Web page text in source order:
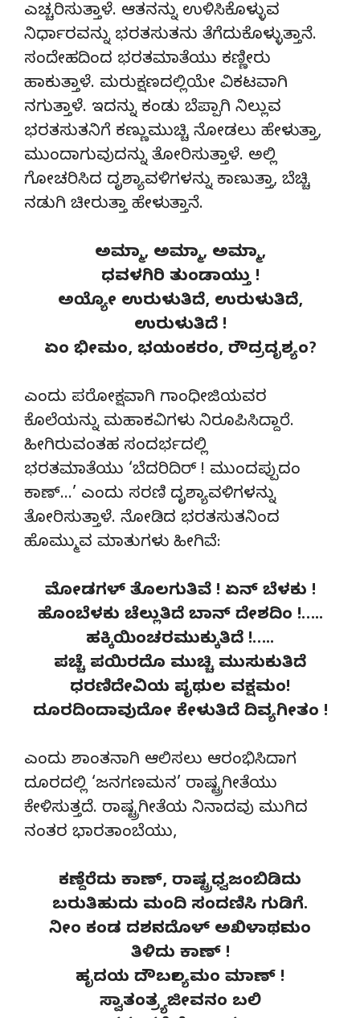
ಎಚ್ಚರಿಸುತ್ತಾಳೆ. ಆತನನ್ನು ಉಳಿಸಿಕೊಳ್ಳುವ
ನಿರ್ಧಾರವನ್ನು ಭರತಸುತನು ತೆಗೆದುಕೊಳ್ಳುತ್ತಾನೆ.
ಸಂದೇಹದಿಂದ ಭರತಮಾತೆಯು ಕಣ್ಣೀರು
ಹಾಕುತ್ತಾಳೆ. ಮರುಕ್ಷಣದಲ್ಲಿಯೇ ವಿಕಟವಾಗಿ
ನಗುತ್ತಾಳೆ. ಇದನ್ನು ಕಂಡು ಬೆಪ್ಪಾಗಿ ನಿಲ್ಲುವ
ಭರತಸುತನಿಗೆ ಕಣ್ಣುಮುಚ್ಚಿ ನೋಡಲು ಹೇಳುತ್ತಾ,
ಮುಂದಾಗುವುದನ್ನು ತೋರಿಸುತ್ತಾಳೆ. ಅಲ್ಲಿ
ಗೋಚರಿಸಿದ ದೃಶ್ಯಾವಳಿಗಳನ್ನು ಕಾಣುತ್ತಾ, ಬೆಚ್ಚಿ
ನಡುಗಿ ಚೀರುತ್ತಾ ಹೇಳುತ್ತಾನೆ.
ಅಮ್ಮಾ, ಅಮ್ಮಾ, ಅಮ್ಮಾ,
ಧವಳಗಿರಿ ತುಂಡಾಯ್ತು !
ಅಯ್ಯೋ ಉರುಳುತಿದೆ, ಉರುಳುತಿದೆ,
ಉರುಳುತಿದೆ !
ಏಂ ಭೀಮಂ, ಭಯಂಕರಂ, ರೌದ್ರದೃಶ್ಯಂ?
ಎಂದು ಪರೋಕ್ಷವಾಗಿ ಗಾಂಧೀಜಿಯವರ
ಕೊಲೆಯನ್ನು ಮಹಾಕವಿಗಳು ನಿರೂಪಿಸಿದ್ದಾರೆ.
ಹೀಗಿರುವಂತಹ ಸಂದರ್ಭದಲ್ಲಿ
ಭರತಮಾತೆಯು ‘ಬೆದರಿದಿರ್ ! ಮುಂದಪ್ಪುದಂ
ಕಾಣ್…’ ಎಂದು ಸರಣಿ ದೃಶ್ಯಾವಳಿಗಳನ್ನು
ತೋರಿಸುತ್ತಾಳೆ. ನೋಡಿದ ಭರತಸುತನಿಂದ
ಹೊಮ್ಮುವ ಮಾತುಗಳು ಹೀಗಿವೆ:
ಮೋಡಗಳ್ ತೊಲಗುತಿವೆ ! ಏನ್ ಬೆಳಕು !
ಹೊಂಬೆಳಕು ಚೆಲ್ಲುತಿದೆ ಬಾನ್ ದೇಶದಿಂ !…..
ಹಕ್ಕಿಯಿಂಚರಮುಕ್ಕುತಿದೆ !…..
ಪಚ್ಚೆ ಪಯಿರದೊ ಮುಚ್ಚಿ ಮುಸುಕುತಿದೆ
ಧರಣಿದೇವಿಯ ಪೃಥುಲ ವಕ್ಷಮಂ!
ದೂರದಿಂದಾವುದೋ ಕೇಳುತಿದೆ ದಿವ್ಯಗೀತಂ !
ಎಂದು ಶಾಂತನಾಗಿ ಆಲಿಸಲು ಆರಂಭಿಸಿದಾಗ
ದೂರದಲ್ಲಿ ‘ಜನಗಣಮನ’ ರಾಷ್ಟ್ರಗೀತೆಯು
ಕೇಳಿಸುತ್ತದೆ. ರಾಷ್ಟ್ರಗೀತೆಯ ನಿನಾದವು ಮುಗಿದ
ನಂತರ ಭಾರತಾಂಬೆಯು,
ಕಣ್ದೆರೆದು ಕಾಣ್, ರಾಷ್ಟ್ರಧ್ವಜಂಬಿಡಿದು
ಬರುತಿಹುದು ಮಂದಿ ಸಂದಣಿಸಿ ಗುಡಿಗೆ.
ನೀಂ ಕಂಡ ದರ್ಶನದೊಳ್ ಅಖಿಳಾರ್ಥಮಂ
ತಿಳಿದು ಕಾಣ್ !
ಹೃದಯ ದೌರ್ಬಲ್ಯಮಂ ಮಾಣ್ !
ಸ್ವಾತಂತ್ರ್ಯಜೀವನಂ ಬಲಿ